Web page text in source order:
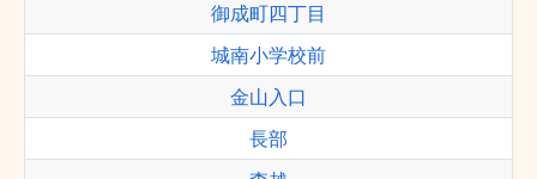
御成町四丁目
城南小学校前
金山入口
長部